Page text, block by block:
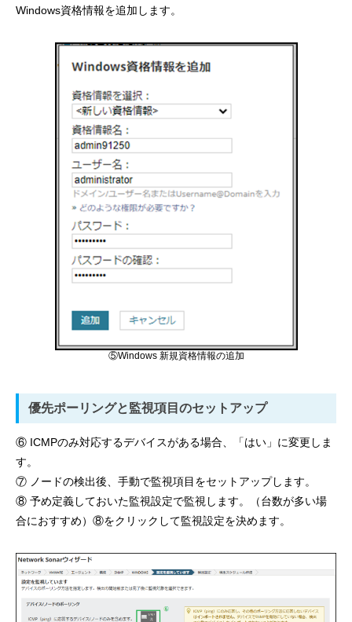
Windows資格情報を追加します。
⑤Windows 新規資格情報の追加
優先ポーリングと監視項目のセットアップ
⑥ ICMPのみ対応するデバイスがある場合、「はい」に変更しま
す。
⑦ ノードの検出後、手動で監視項目をセットアップします。
⑧ 予め定義しておいた監視設定で監視します。（台数が多い場
合におすすめ）⑧をクリックして監視設定を決めます。